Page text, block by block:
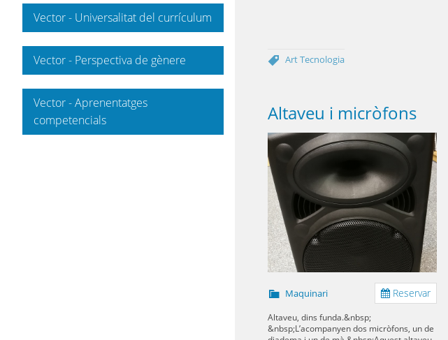
ArtTecnologia
Altaveu i micròfons
Reservar
Maquinari
Altaveu, dins funda.&nbsp;
&nbsp;L’acompanyen dos micròfons, un de
Vector - Universalitat del currículum
Vector - Perspectiva de gènere
Vector - Aprenentatges
competencials